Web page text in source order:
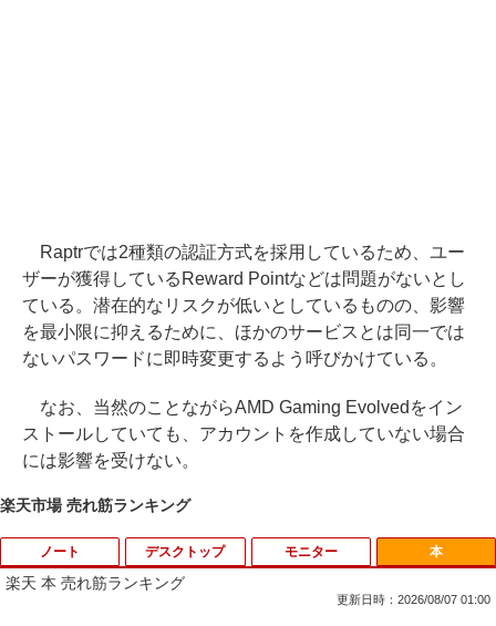
Raptrでは2種類の認証方式を採用しているため、ユー
ザーが獲得しているReward Pointなどは問題がないとし
ている。潜在的なリスクが低いとしているものの、影響
を最小限に抑えるために、ほかのサービスとは同一では
ないパスワードに即時変更するよう呼びかけている。
なお、当然のことながらAMD Gaming Evolvedをイン
ストールしていても、アカウントを作成していない場合
には影響を受けない。
楽天市場 売れ筋ランキング
ノート デスクトップ モニター 本
楽天 本 売れ筋ランキング
更新日時：2026/08/07 01:00